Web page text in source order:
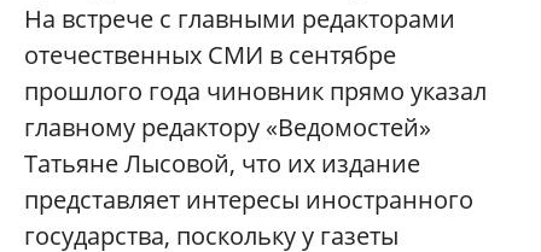
На встрече с главными редакторами
отечественных СМИ в сентябре
прошлого года чиновник прямо указал
главному редактору «Ведомостей»
Татьяне Лысовой, что их издание
представляет интересы иностранного
государства, поскольку у газеты